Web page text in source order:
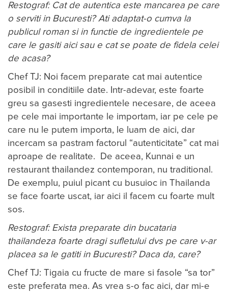
Restograf: Cat de autentica este mancarea pe care
o serviti in Bucuresti? Ati adaptat-o cumva la
publicul roman si in functie de ingredientele pe
care le gasiti aici sau e cat se poate de fidela celei
de acasa?
Chef TJ: Noi facem preparate cat mai autentice
posibil in conditiile date. Intr-adevar, este foarte
greu sa gasesti ingredientele necesare, de aceea
pe cele mai importante le importam, iar pe cele pe
care nu le putem importa, le luam de aici, dar
incercam sa pastram factorul “autenticitate” cat mai
aproape de realitate. De aceea, Kunnai e un
restaurant thailandez contemporan, nu traditional.
De exemplu, puiul picant cu busuioc in Thailanda
se face foarte uscat, iar aici il facem cu foarte mult
sos.
Restograf: Exista preparate din bucataria
thailandeza foarte dragi sufletului dvs pe care v-ar
placea sa le gatiti in Bucuresti? Daca da, care?
Chef TJ: Tigaia cu fructe de mare si fasole “sa tor”
este preferata mea. As vrea s-o fac aici, dar mi-e